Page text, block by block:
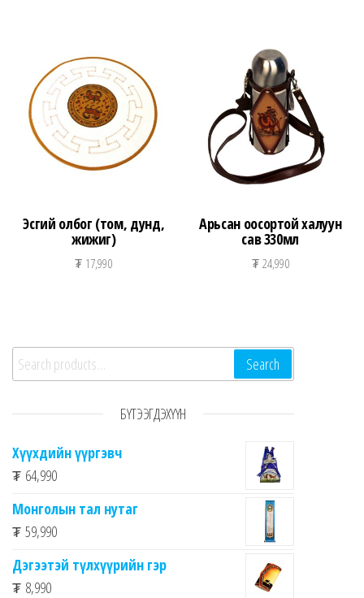
Эсгий олбог (том, дунд,
жижиг)
₮ 17,990
Арьсан оосортой халуун
сав 330мл
₮24,990
Search for: Search
БҮТЭЭГДЭХҮҮН
Хүүхдийн үүргэвч
₮ 64,990
Монголын тал нутаг
₮ 59,990
Дэгээтэй түлхүүрийн гэр
₮ 8,990